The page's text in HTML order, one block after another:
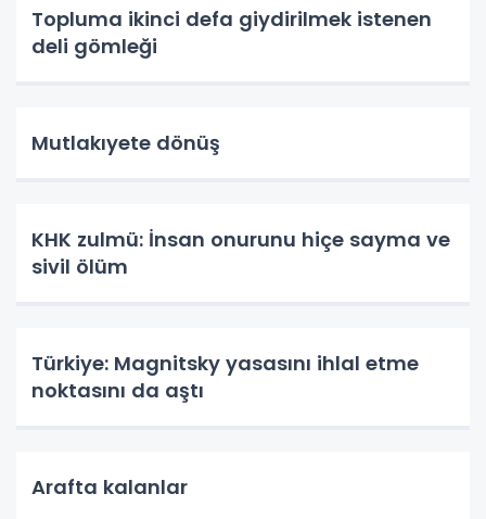
Topluma ikinci defa giydirilmek istenen
deli gömleği
Mutlakıyete dönüş
KHK zulmü: İnsan onurunu hiçe sayma ve
sivil ölüm
Türkiye: Magnitsky yasasını ihlal etme
noktasını da aştı
Arafta kalanlar